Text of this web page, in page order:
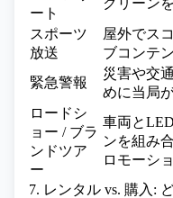
ート
スポーツ
放送
屋外でス
ブコンテ
緊急警報
災害や交
めに当局
ロードシ
ョー / ブラ
ンドツア
ー
車両と
ンを組み
ロモーシ
7. レンタル vs. 購入: